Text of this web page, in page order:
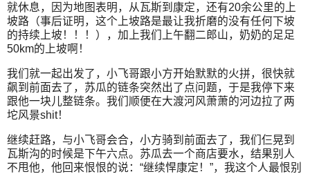
就休息，因为地图表明，从瓦斯到康定，还有20余公里的上
坡路（事后证明，这个上坡路是最让我折磨的没有任何下坡
的持续上坡！！！），加上我们上午翻二郎山，奶奶的足足
50km的上坡啊！
我们就一起出发了，小飞哥跟小方开始默默的火拼，很快就
飙到前面去了，苏瓜的链条突然出了点问题，于是我停下来
跟他一块儿整链条。我们顺便在大渡河风萧萧的河边拉了两
坨风景shit！
继续赶路，与小飞哥会合，小方骑到前面去了，我们仨晃到
瓦斯沟的时候是下午六点。苏瓜去一个商店要水，结果别人
不甩他，他回来恨恨的说：“继续悍康定！”，我这个人最恨别